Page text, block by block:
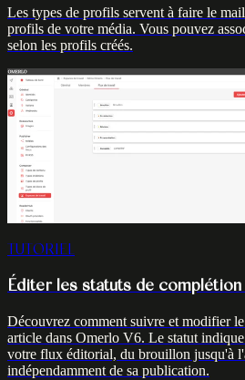
Les types de profils servent à faire le
profils de votre média. Vous pouvez
selon les profils créés.
TUTORIEL
Éditer les statuts de
Découvrez comment suivre et modifier
article dans Omerlo V6. Le statut
votre flux éditorial, du brouillon jusqu'à
indépendamment de sa publication.